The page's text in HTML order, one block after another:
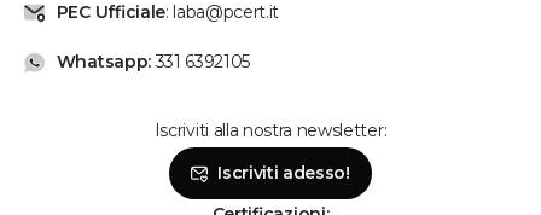
PEC Ufficiale: laba@pcert.it
Whatsapp:331 6392105
Iscriviti alla nostra newsletter:
Iscriviti adesso!
Se hai bisogno, chiamaci!
Lunedì - Venerdì: dalle 9 alle 19
Sabato: dalle 9 alle 14